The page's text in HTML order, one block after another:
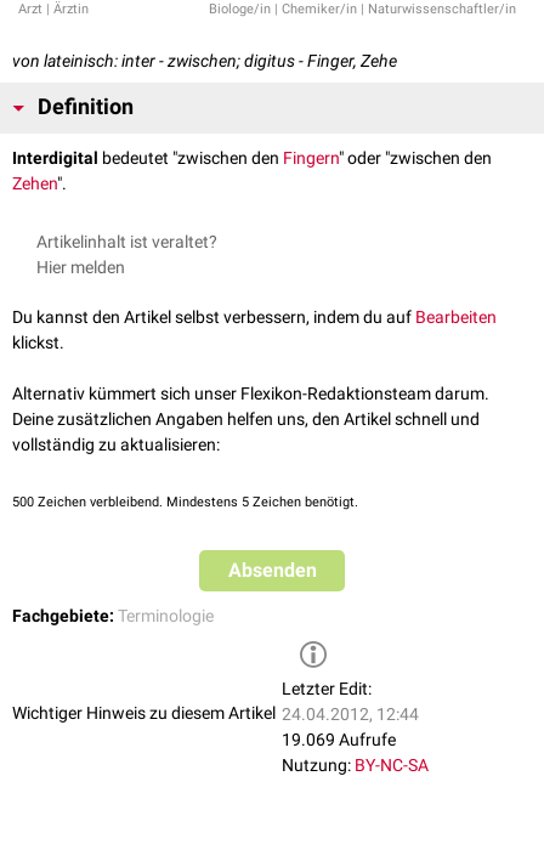
Arzt | Ärztin Biologe/in | Chemiker/in | Naturwissenschaftler/in
von lateinisch: inter - zwischen; digitus - Finger, Zehe
Definition
Interdigital bedeutet "zwischen den Fingern" oder "zwischen den
Zehen".
Artikelinhalt ist veraltet?
Hier melden
Du kannst den Artikel selbst verbessern, indem du auf Bearbeiten
klickst.
Alternativ kümmert sich unser Flexikon-Redaktionsteam darum.
Deine zusätzlichen Angaben helfen uns, den Artikel schnell und
vollständig zu aktualisieren:
500 Zeichen verbleibend. Mindestens 5 Zeichen benötigt.
Absenden
Fachgebiete: Terminologie
Wichtiger Hinweis zu diesem Artikel
Letzter Edit:
24.04.2012, 12:44
19.069 Aufrufe
Nutzung: BY-NC-SA